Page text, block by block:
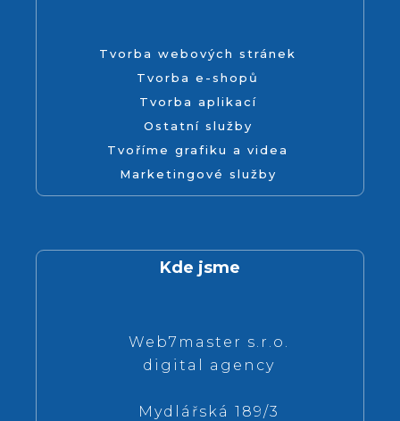
Tvorba webových stránek
Tvorba e-shopů
Tvorba aplikací
Ostatní služby
Tvoříme grafiku a videa
Marketingové služby
Kde jsme
Web7master s.r.o.
digital agency
Mydlářská 189/3